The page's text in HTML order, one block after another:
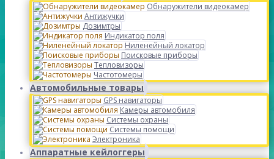
Обнаружители видеокамер
Антижучки
Дозимтры
Индикатор поля
Ниленейный локатор
Поисковые приборы
Тепловизоры
Частотомеры
Автомобильные товары
GPS навигаторы
Камеры автомобиля
Системы охраны
Системы помощи
Электроника
Аппаратные кейлоггеры